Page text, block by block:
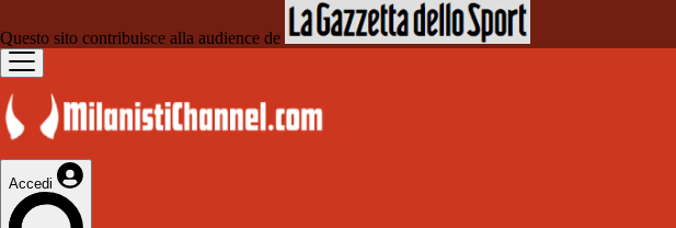
Questo sito contribuisce alla audience de
Accedi